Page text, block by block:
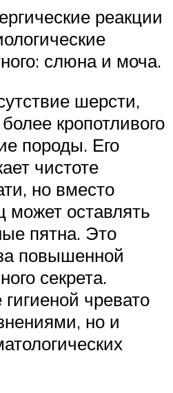
реакции
слюна и моча.
шерсти,
кропотливого
породы. Его
чистоте
но вместо
может оставлять
пятна. Это
повышенной
секрета.
чревато
но и